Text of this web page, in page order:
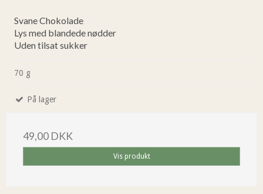
Svane Chokolade
Lys med blandede nødder
Uden tilsat sukker
70 g
På lager
49,00 DKK
Vis produkt